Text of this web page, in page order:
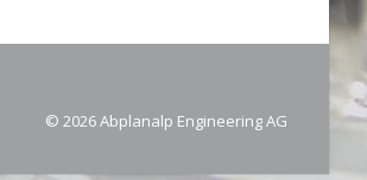
© 2026 Abplanalp Engineering AG